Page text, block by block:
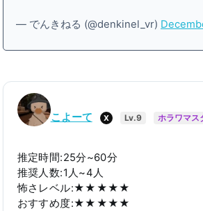
— でんきねる (@denkinel_vr)
こよーて X Lv.9 ホラワマス
推定時間:25分~60分
推奨人数:1人~4人
怖さレベル:★★★★★
おすすめ度:★★★★★